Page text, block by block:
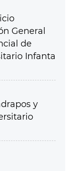
General
de
Infanta
y